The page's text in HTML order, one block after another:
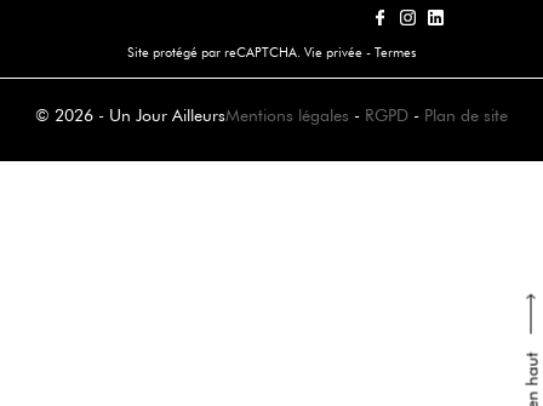
Site protégé par reCAPTCHA. Vie privée - Termes
© 2026 - Un Jour AilleursMentions légales - RGPD - Plan de site